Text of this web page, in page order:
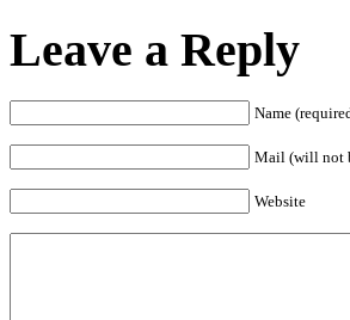
Leave a Reply
Name
Mail (will not
Website